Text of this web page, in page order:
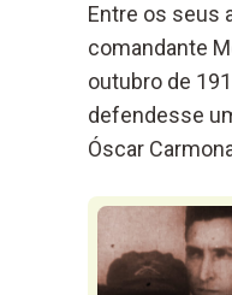
Entre os seus
comandante
outubro de
defendesse
Óscar